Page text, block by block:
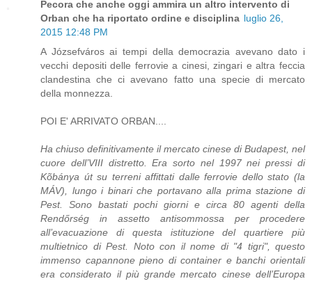
Pecora che anche oggi ammira un altro intervento di
Orban che ha riportato ordine e disciplina luglio 26,
2015 12:48 PM
A Józsefváros ai tempi della democrazia avevano dato i
vecchi depositi delle ferrovie a cinesi, zingari e altra feccia
clandestina che ci avevano fatto una specie di mercato
della monnezza.
POI E' ARRIVATO ORBAN....
Ha chiuso definitivamente il mercato cinese di Budapest, nel
cuore dell’VIII distretto. Era sorto nel 1997 nei pressi di
Kõbánya út su terreni affittati dalle ferrovie dello stato (la
MÁV), lungo i binari che portavano alla prima stazione di
Pest. Sono bastati pochi giorni e circa 80 agenti della
Rendőrség in assetto antisommossa per procedere
all’evacuazione di questa istituzione del quartiere più
multietnico di Pest. Noto con il nome di "4 tigri", questo
immenso capannone pieno di container e banchi orientali
era considerato il più grande mercato cinese dell’Europa